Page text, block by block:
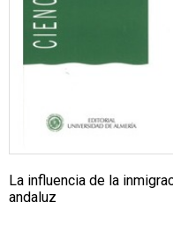
La influencia de la
andaluz